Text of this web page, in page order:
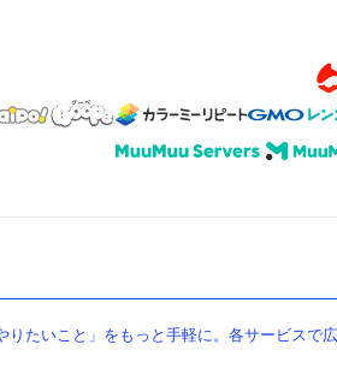
りたいこと」をもっと手軽に。各サービスで